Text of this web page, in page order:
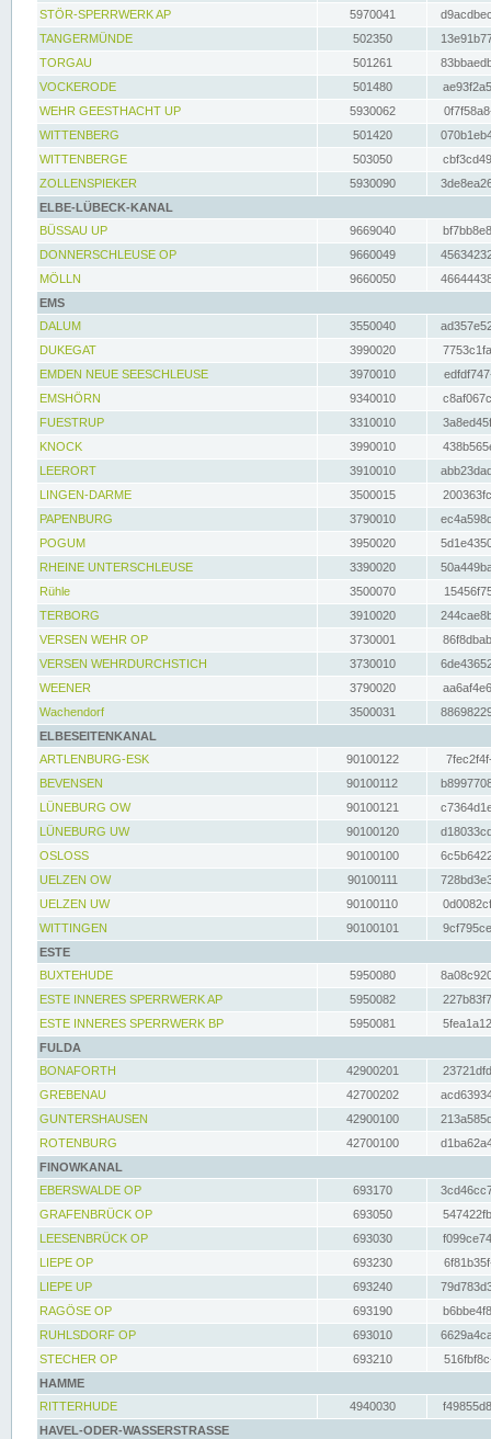
STÖR-SPERRWERK AP 5970041
TANGERMÜNDE
502350
TORGAU
501261
VOCKERODE
501480
WEHR GEESTHACHT UP
5930062
WITTENBERG
501420
WITTENBERGE
503050
ZOLLENSPIEKER
5930090
ELBE-LÜBECK-KANAL
BÜSSAU UP
9669040
DONNERSCHLEUSE OP
9660049
MÖLLN
9660050
EMS
DALUM
3550040
DUKEGAT
3990020
EMDEN NEUE SEESCHLEUSE
3970010
EMSHÖRN
9340010
FUESTRUP
3310010
KNOCK
3990010
LEERORT
3910010
LINGEN-DARME
3500015
PAPENBURG
3790010
POGUM
3950020
RHEINE UNTERSCHLEUSE
3390020
Rühle
3500070
TERBORG
3910020
VERSEN WEHR OP
3730001
VERSEN WEHRDURCHSTICH
3730010
WEENER
3790020
Wachendorf
3500031
ELBESEITENKANAL
ARTLENBURG-ESK
90100122
BEVENSEN
90100112
LÜNEBURG OW
90100121
LÜNEBURG UW
90100120
OSLOSS
90100100
UELZEN OW
90100111
UELZEN UW
90100110
WITTINGEN
90100101
ESTE
BUXTEHUDE
5950080
ESTE INNERES SPERRWERK AP
5950082
ESTE INNERES SPERRWERK BP
5950081
FULDA
BONAFORTH
42900201
GREBENAU
42700202
GUNTERSHAUSEN
42900100
ROTENBURG
42700100
FINOWKANAL
EBERSWALDE OP
693170
GRAFENBRÜCK OP
693050
LEESENBRÜCK OP
693030
LIEPE OP
693230
LIEPE UP
693240
RAGÖSE OP
693190
RUHLSDORF OP
693010
STECHER OP
693210
HAMME
RITTERHUDE
4940030
HAVEL-ODER-WASSERSTRASSE